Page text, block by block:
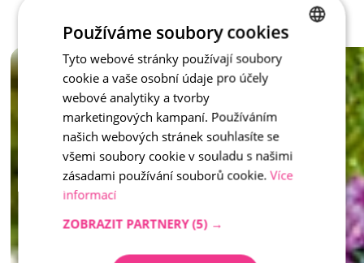
designu. Díky tomu snadno vytvoříte sjednocený a esteticky
vyvážený venkovní prostor. Betonová odolnost zaručí
dlouhou životnost i minimální nároky na údržbu.
Pokud toužíte po dlažbě a doplňcích, které propojí přírodu,
pohodlí a trvalou kvalitu – vymývaný kámen je tou pravou
inspirace - Vymývaný kámen
CZECH
Používáme soubory cookies
Tyto webové stránky používají soubory
cookie a vaše osobní údaje pro účely
webové analytiky a tvorby
marketingových kampaní. Používáním
našich webových stránek souhlasíte se
všemi soubory cookie v souladu s našimi
zásadami používání souborů cookie. Více
informací
ZOBRAZIT PARTNERY (5) →